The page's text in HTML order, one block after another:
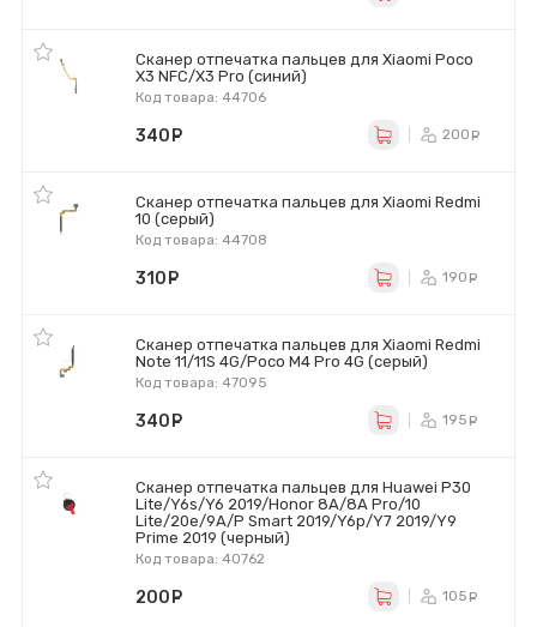
Сканер отпечатка пальцев для Xiaomi Poco
X3 NFC/X3 Pro (синий)
Код товара: 44706
340 200
Сканер отпечатка пальцев для Xiaomi Redmi
10 (серый)
Код товара: 44708
310 190
Сканер отпечатка пальцев для Xiaomi Redmi
Note 11/11S 4G/Poco M4 Pro 4G (серый)
Код товара: 47095
340 195
Сканер отпечатка пальцев для Huawei P30
Lite/Y6s/Y6 2019/Honor 8A/8A Pro/10
Lite/20e/9A/P Smart 2019/Y6p/Y7 2019/Y9
Prime 2019 (черный)
Код товара: 40762
200 105